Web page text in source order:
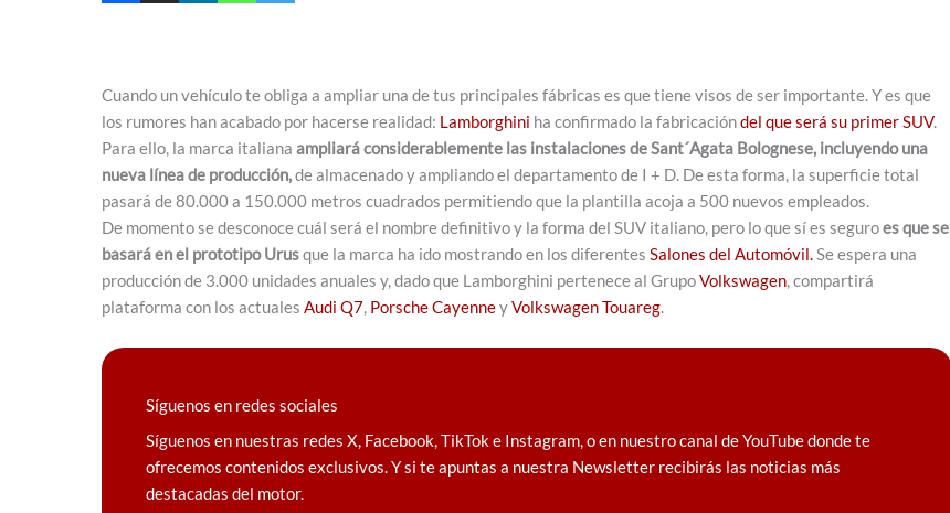
Cuando un vehículo te obliga a ampliar una de tus principales fábricas es que tiene visos de ser importante. Y es que
los rumores han acabado por hacerse realidad: Lamborghini ha confirmado la fabricacióndel que será su primer SUV.
Para ello, la marca italiana ampliará considerablemente las instalaciones de Sant´Agata Bolognese, incluyendo una
nueva línea de producción,de almacenado y ampliando el departamento de I + D. De esta forma, la superficie total
pasará de 80.000 a 150.000 metros cuadrados permitiendo que la plantilla acoja a 500 nuevos empleados.
De momento se desconoce cuál será el nombre definitivo y la forma del SUV italiano, pero lo que sí es seguroes que se
basará en el prototipo Urusque la marca ha ido mostrando en los diferentes Salones del Automóvil. Se espera una
producción de 3.000 unidades anuales y, dado que Lamborghini pertenece al GrupoVolkswagen , compartirá
plataforma con los actuales Audi Q7 Porsche CayenneyVolkswagen Touareg
Síguenos en redes sociales
Síguenos en nuestras redes X, Facebook, TikTok e Instagram, o en nuestro canal de YouTube donde te
ofrecemos contenidos exclusivos. Y si te apuntas a nuestra Newsletter recibirás las noticias más
destacadas del motor.